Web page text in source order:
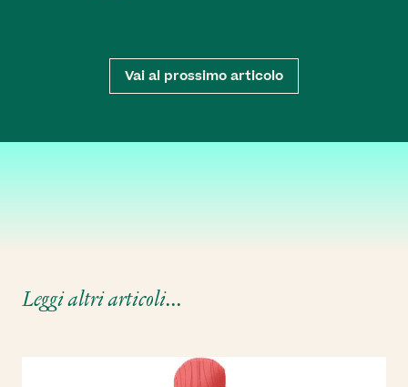
Vai al prossimo articolo
Leggi altri articoli...